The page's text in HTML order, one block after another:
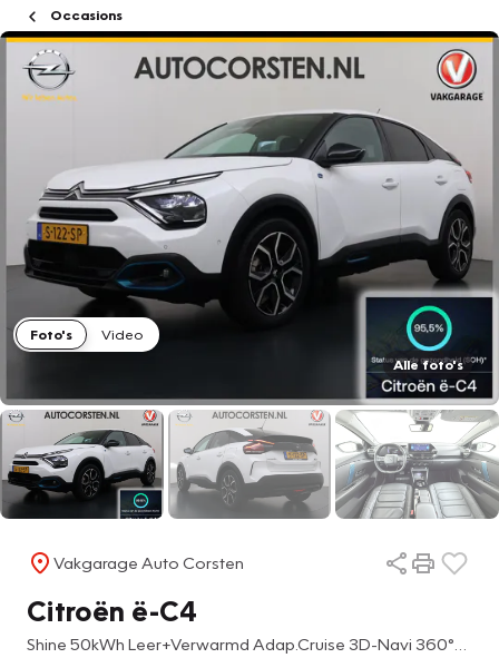
Occasions
Foto's
Video
Alle foto's
Vakgarage Auto Corsten
Citroën ë-C4